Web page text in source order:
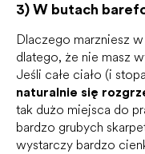
3) W butach
Dlaczego marzniesz
dlatego, że nie masz
Jeśli całe ciało (i
naturalnie się
tak dużo miejsca do
bardzo grubych
wystarczy bardzo